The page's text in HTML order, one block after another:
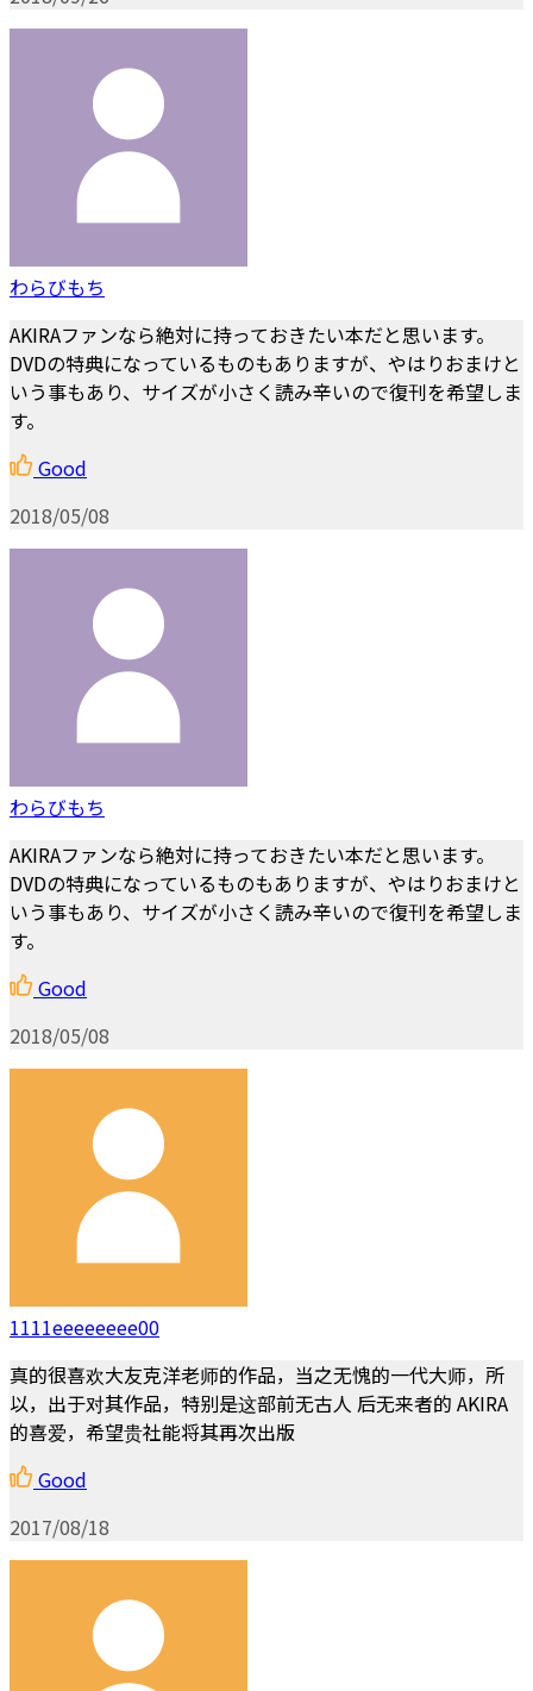
わらびもち
AKIRAファンなら絶対に持っておきたい本だと思います。
DVDの特典になっているものもありますが、やはりおまけと
いう事もあり、サイズが小さく読み辛いので復刊を希望しま
す。
Good
2018/05/08
わらびもち
AKIRAファンなら絶対に持っておきたい本だと思います。
DVDの特典になっているものもありますが、やはりおまけと
いう事もあり、サイズが小さく読み辛いので復刊を希望しま
す。
Good
2018/05/08
1111eeeeeeee00
真的很喜欢大友克洋老师的作品，当之无愧的一代大师，所
以，出于对其作品，特别是这部前无古人 后无来者的 AKIRA
的喜爱，希望贵社能将其再次出版
Good
2017/08/18